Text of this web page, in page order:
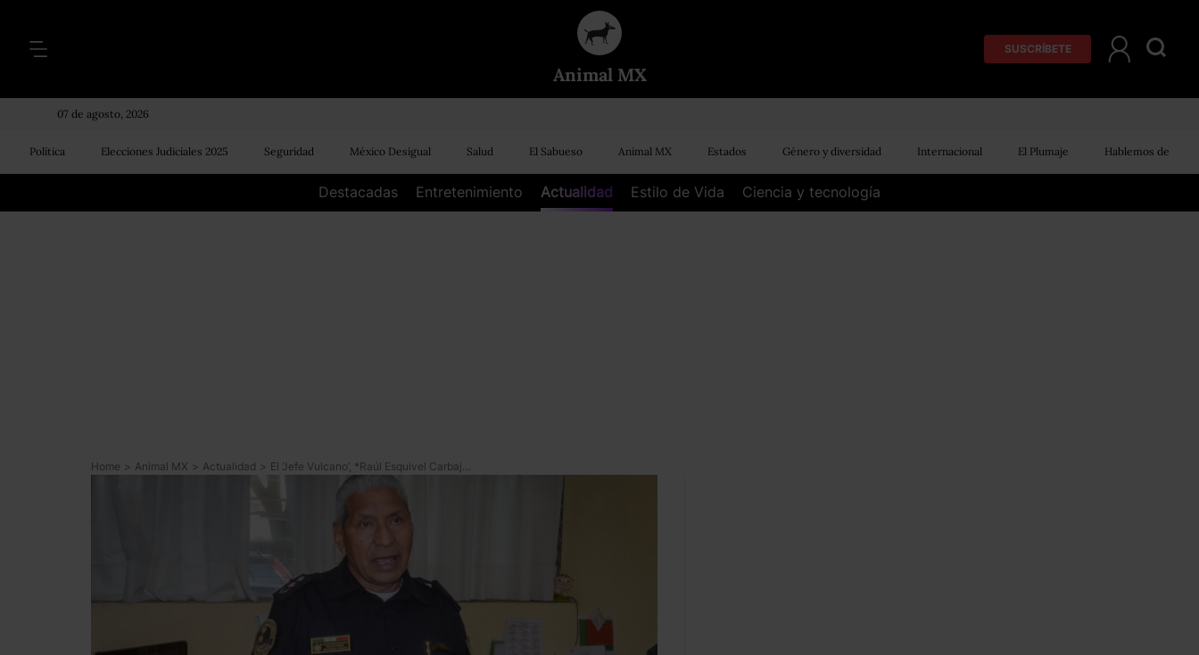
Animal MX
SUSCRÍBETE
07 de agosto, 2026
Política Elecciones Judiciales 2025 Seguridad México Desigual Salud El Sabueso Animal MX Estados Género y diversidad Internacional El Plumaje Hablemos de
Destacadas Entretenimiento Actualidad Estilo de Vida Ciencia y tecnología
Home > Animal MX > Actualidad > El ‘Jefe Vulcano’, *Raúl Esquivel Carbajal, murió a los 77 años*